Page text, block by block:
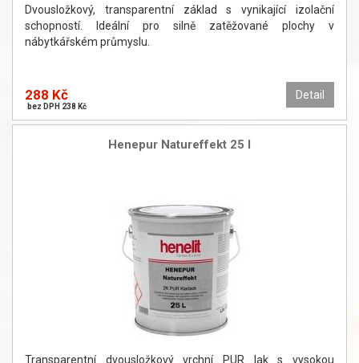
Dvousložkový, transparentní základ s vynikající izolační
schopností. Ideální pro silně zatěžované plochy v
nábytkářském průmyslu.
Detail
288 Kč
bez DPH 238 Kč
Henepur Natureffekt 25 l
Transparentní dvousložkový vrchní PUR lak s vysokou